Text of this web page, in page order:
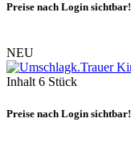
Preise nach Login sichtbar!
NEU
Inhalt6 Stück
Preise nach Login sichtbar!